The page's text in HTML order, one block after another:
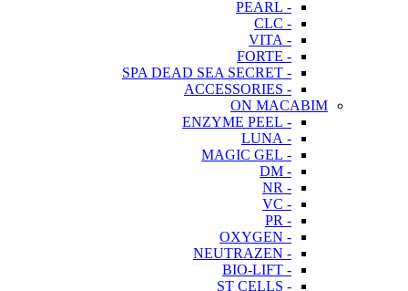
- PEARL
- CLC
- VITA
- FORTE
- SPA DEAD SEA SECRET
- ACCESSORIES
ON MACABIM
- ENZYME PEEL
- LUNA
- MAGIC GEL
- DM
- NR
- VC
- PR
- OXYGEN
- NEUTRAZEN
- BIO-LIFT
- ST CELLS